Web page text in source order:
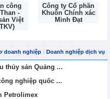
công
-
Việt
Công ty Cổ phần
Khuôn Chính xác
Minh Đạt
doanh nghiệp Doanh nghiệp dịch vụ
thủy sản Quảng ...
nghiệp quốc ...
Petrolimex